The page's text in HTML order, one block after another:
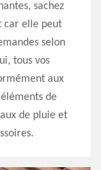
sachez
car elle peut
selon
tous vos
aux
de
de pluie et